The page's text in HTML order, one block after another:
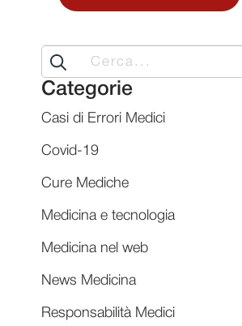
Search
for:
Categorie
Casi di Errori Medici
Covid-19
Cure Mediche
Medicina e tecnologia
Medicina nel web
News Medicina
Responsabilità Medici